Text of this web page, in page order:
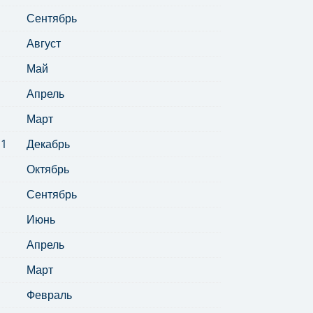
Сентябрь
Август
Май
Апрель
Март
Декабрь
Октябрь
Сентябрь
Июнь
Апрель
Март
Февраль